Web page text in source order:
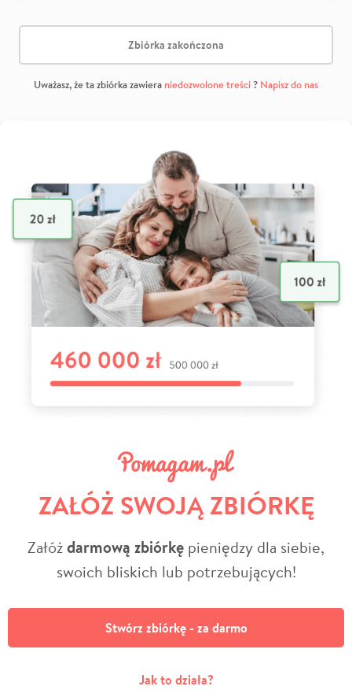
Zbiórka zakończona
Uważasz, że ta zbiórka zawiera niedozwolone treści? Napisz do nas
ZAŁÓŻ SWOJĄ ZBIÓRKĘ
Załóżdarmową zbiórkę pieniędzy dla siebie,
swoich bliskich lub potrzebujących!
Stwórz zbiórkę - za darmo
Jak to działa?